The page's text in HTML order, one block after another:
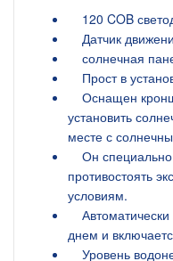
120 COB
Датчик
солнечная
Прост в
Оснащен
установить
месте с
Он специально
противостоять
условиям.
Автоматически
днем ​​и
Уровень